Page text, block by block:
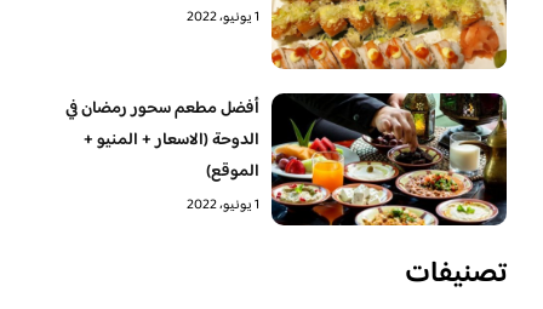
1 يونيو، 2022
أفضل مطعم سحور رمضان في
الدوحة (الاسعار + المنيو +
الموقع)
1 يونيو، 2022
تصنيفات